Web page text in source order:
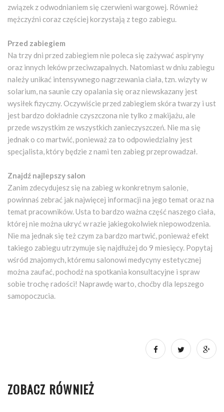
związek z odwodnianiem się czerwieni wargowej. Również
mężczyźni coraz częściej korzystają z tego zabiegu.
Przed zabiegiem
Na trzy dni przed zabiegiem nie poleca się zażywać aspiryny
oraz innych leków przeciwzapalnych. Natomiast w dniu zabiegu
należy unikać intensywnego nagrzewania ciała, tzn. wizyty w
solarium, na saunie czy opalania się oraz niewskazany jest
wysiłek fizyczny. Oczywiście przed zabiegiem skóra twarzy i ust
jest bardzo dokładnie czyszczona nie tylko z makijażu, ale
przede wszystkim ze wszystkich zanieczyszczeń. Nie ma się
jednak o co martwić, ponieważ za to odpowiedzialny jest
specjalista, który będzie z nami ten zabieg przeprowadzał.
Znajdź najlepszy salon
Zanim zdecydujesz się na zabieg w konkretnym salonie,
powinnaś zebrać jak najwięcej informacji na jego temat oraz na
temat pracowników. Usta to bardzo ważna część naszego ciała,
której nie można ukryć w razie jakiegokolwiek niepowodzenia.
Nie ma jednak się też czym za bardzo martwić, ponieważ efekt
takiego zabiegu utrzymuje się najdłużej do 9 miesięcy. Popytaj
wśród znajomych, któremu salonowi medycyny estetycznej
można zaufać, pochodź na spotkania konsultacyjne i spraw
sobie trochę radości! Naprawdę warto, choćby dla lepszego
samopoczucia.
ZOBACZ RÓWNIEŻ